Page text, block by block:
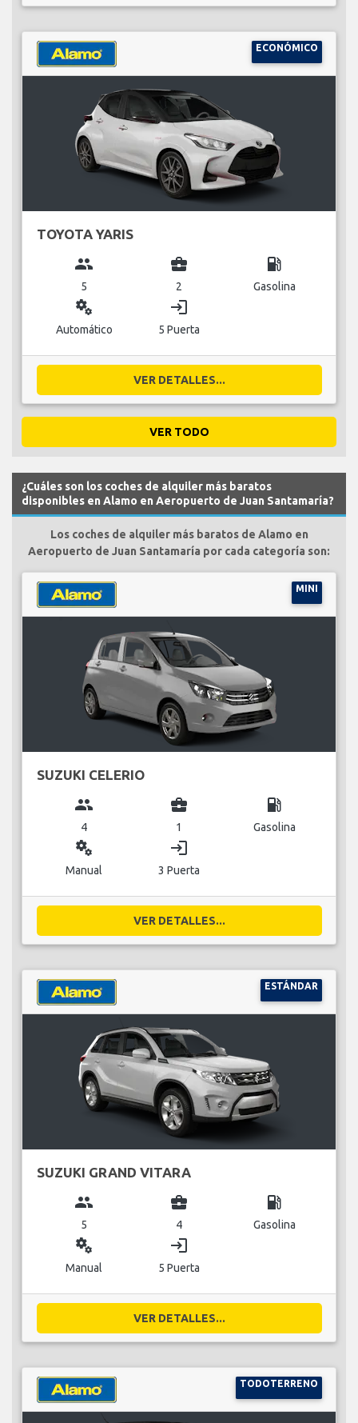
ECONÓMICO
TOYOTA YARIS
group
5
business_center
2
local_gas_station
Gasolina
miscellaneous_services
Automático
login
5 Puerta
VER DETALLES...
VER TODO
¿Cuáles son los coches de alquiler más baratos
disponibles en Alamo en Aeropuerto de Juan Santamaría?
Los coches de alquiler más baratos de Alamo en
Aeropuerto de Juan Santamaría por cada categoría son:
MINI
SUZUKI CELERIO
group
4
business_center
1
local_gas_station
Gasolina
miscellaneous_services
Manual
login
3 Puerta
VER DETALLES...
ESTÁNDAR
SUZUKI GRAND VITARA
group
5
business_center
4
local_gas_station
Gasolina
miscellaneous_services
Manual
login
5 Puerta
VER DETALLES...
TODOTERRENO